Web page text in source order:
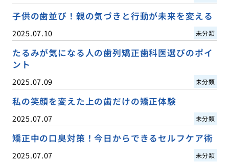
子供の歯並び！親の気づきと行動が未来を変える
2025.07.10 未分類
たるみが気になる人の歯列矯正歯科医選びのポイ
ント
2025.07.09 未分類
私の笑顔を変えた上の歯だけの矯正体験
2025.07.07 未分類
矯正中の口臭対策！今日からできるセルフケア術
2025.07.07 未分類